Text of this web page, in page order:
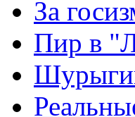
За
Пир в